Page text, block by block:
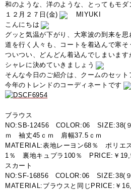
和のような、洋のような、とってもモダ
１２月２７日(金)
MIYUKI
こんにちは
グッと気温が下がり、大寒波の到来を思
道を行く人々も、コートを着込んで寒そ
ついつい、どんどん着込んでしまいま
シャレに決めていきましょう
そんな今日のご紹介は、クームのセット
今年のトレンドのコーディネートです
ブラウス
NO:SB-12456 COLOR:06 SIZE:38(
ｍ 袖丈45ｃｍ 肩幅37.5ｃｍ
MATERIAL:表地レーヨン68％ ポリエ
1％ 裏地キュプラ100％ PRICE:￥
スカート
NO:SF-16856 COLOR:06 SIZE:38(
MATERIAL:ブラウスと同じPRICE:￥